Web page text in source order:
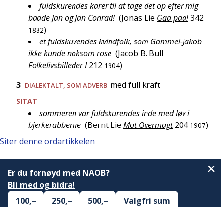
fuldskurendes karer til at tage det op efter mig
baade Jan og Jan Conrad! (Jonas Lie Gaa paa!342
1882)
et fuldskuvendes kvindfolk, som Gammel-Jakob
ikke kunde noksom rose (Jacob B. Bull
Folkelivsbilleder I 212 1904)
3 DIALEKTALT, SOM ADVERB med full kraft
SITAT
sommeren var fuldskurendes inde med løv i
bjerkerabberne (Bernt Lie Mot Overmagt 204 1907)
Siter denne ordartikkelen
Er du fornøyd med NAOB?
Bli med og bidra!
100,–
250,– 500,– Valgfri sum